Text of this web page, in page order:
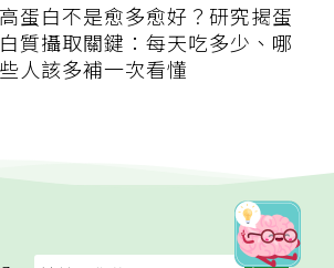
高蛋白不是愈多愈好？研究揭蛋
白質攝取關鍵：每天吃多少、哪
些人該多補一次看懂